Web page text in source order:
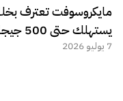
يستهلك حتى 500 جيجابايت
7 يوليو 2026